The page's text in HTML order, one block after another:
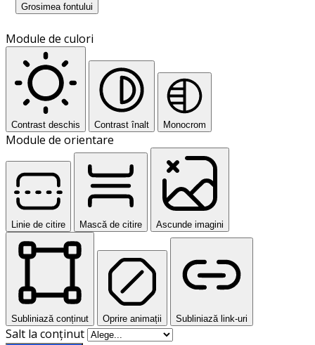
Grosimea fontului
Module de culori
Contrast deschis Contrast înalt Monocrom
Module de orientare
Linie de citire Mască de citire Ascunde imagini
Subliniază conținut Oprire animații Subliniază link-uri
Salt la conținut